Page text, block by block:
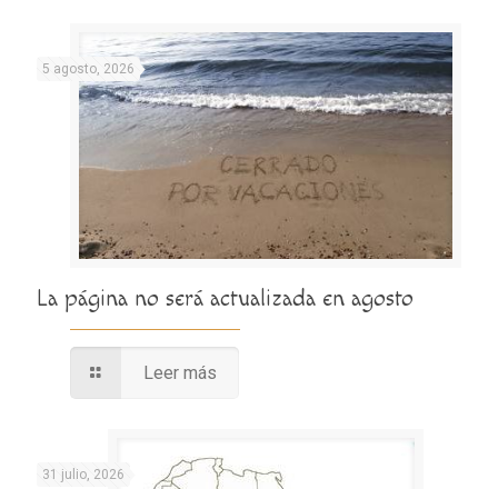
5 agosto, 2026
La página no será actualizada en agosto
Leer más
31 julio, 2026